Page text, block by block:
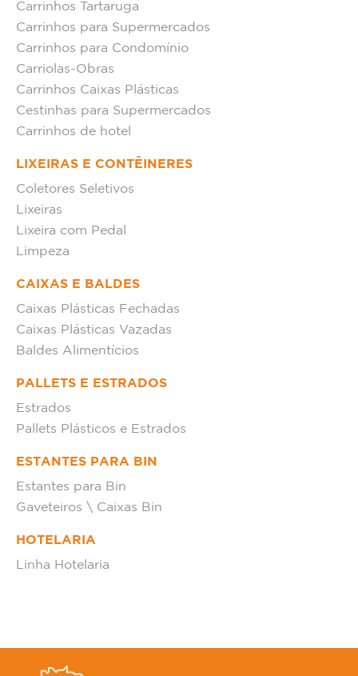
Carrinhos Tartaruga
Carrinhos para Supermercados
Carrinhos para Condomínio
Carriolas-Obras
Carrinhos Caixas Plásticas
Cestinhas para Supermercados
Carrinhos de hotel
LIXEIRAS E CONTÊINERES
Coletores Seletivos
Lixeiras
Lixeira com Pedal
Limpeza
CAIXAS E BALDES
Caixas Plásticas Fechadas
Caixas Plásticas Vazadas
Baldes Alimentícios
PALLETS E ESTRADOS
Estrados
Pallets Plásticos e Estrados
ESTANTES PARA BIN
Estantes para Bin
Gaveteiros \ Caixas Bin
HOTELARIA
Linha Hotelaria